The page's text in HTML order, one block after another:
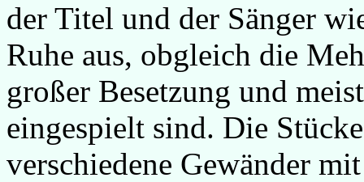
der Titel und der Sänger
Ruhe aus, obgleich die
großer Besetzung und
eingespielt sind. Die
verschiedene Gewänder